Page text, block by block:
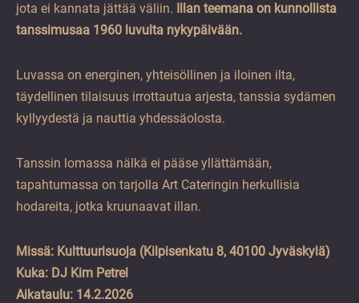
jota ei kannata jättää väliin. Illan teemana on kunnollista
tanssimusaa 1960 luvulta nykypäivään.
Luvassa on energinen, yhteisöllinen ja iloinen ilta,
täydellinen tilaisuus irrottautua arjesta, tanssia sydämen
kyllyydestä ja nauttia yhdessäolosta.
Tanssin lomassa nälkä ei pääse yllättämään,
tapahtumassa on tarjolla Art Cateringin herkullisia
hodareita, jotka kruunaavat illan.
Missä: Kulttuurisuoja (Kilpisenkatu 8, 40100 Jyväskylä)
Kuka: DJ Kim Petrel
Aikataulu: 14.2.2026